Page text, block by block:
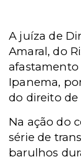
A juíza de
Amaral, do
Ipanema,
do direito
Na ação do
série de
barulhos